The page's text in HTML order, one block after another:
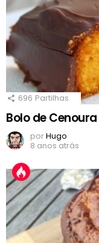
696 Partilhas
Bolo de
porHugo
8 anos atrás